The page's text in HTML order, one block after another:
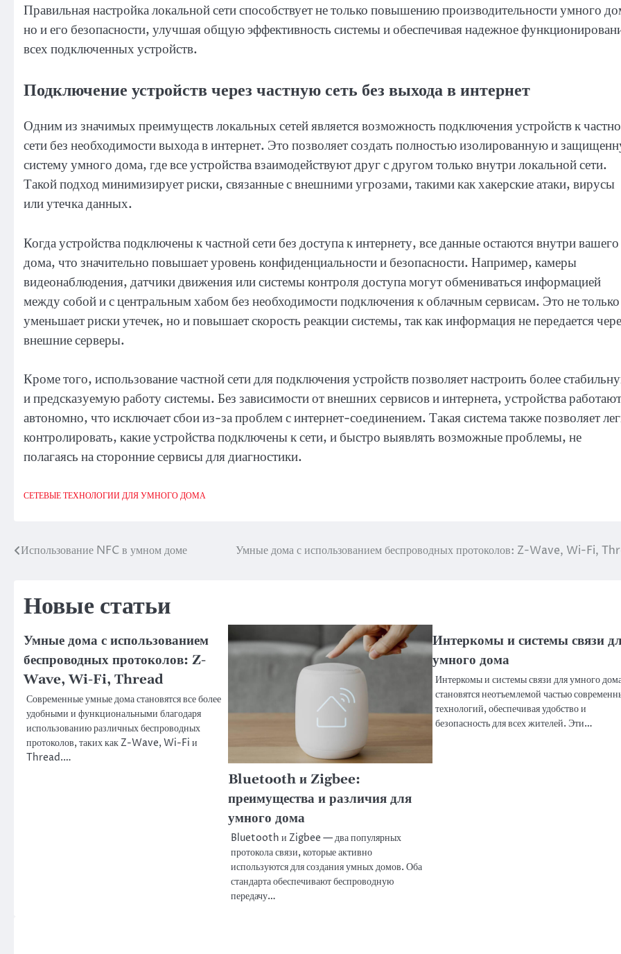
Правильная настройка локальной сети способствует не только повышению производительности умного
но и его безопасности, улучшая общую эффективность системы и обеспечивая надежное
всех подключенных устройств.
Подключение устройств через частную сеть без выхода в интернет
Одним из значимых преимуществ локальных сетей является возможность подключения устройств к
сети без необходимости выхода в интернет. Это позволяет создать полностью изолированную и
систему умного дома, где все устройства взаимодействуют друг с другом только внутри локальной сети.
Такой подход минимизирует риски, связанные с внешними угрозами, такими как хакерские атаки, вирусы
или утечка данных.
Когда устройства подключены к частной сети без доступа к интернету, все данные остаются внутри вашего
дома, что значительно повышает уровень конфиденциальности и безопасности. Например, камеры
видеонаблюдения, датчики движения или системы контроля доступа могут обмениваться информацией
между собой и с центральным хабом без необходимости подключения к облачным сервисам. Это не только
уменьшает риски утечек, но и повышает скорость реакции системы, так как информация не передается
внешние серверы.
Кроме того, использование частной сети для подключения устройств позволяет настроить более
и предсказуемую работу системы. Без зависимости от внешних сервисов и интернета, устройства работают
автономно, что исключает сбои из-за проблем с интернет-соединением. Такая система также позволяет
контролировать, какие устройства подключены к сети, и быстро выявлять возможные проблемы, не
полагаясь на сторонние сервисы для диагностики.
СЕТЕВЫЕ ТЕХНОЛОГИИ ДЛЯ УМНОГО ДОМА
Навигация
записям
Использование NFC в умном доме Умные дома с использованием беспроводных протоколов: Z-Wave, Wi-Fi,
Новые статьи
Умные дома с использованием
беспроводных протоколов: Z-
Wave, Wi-Fi, Thread
Современные умные дома становятся все более
удобными и функциональными благодаря
использованию различных беспроводных
протоколов, таких как Z-Wave, Wi-Fi и
Thread.…
Bluetooth и Zigbee:
преимущества и различия для
умного дома
Bluetooth и Zigbee — два популярных
протокола связи, которые активно
используются для создания умных домов. Оба
стандарта обеспечивают беспроводную
передачу…
Интеркомы и системы связи
умного дома
Интеркомы и системы связи для умного
становятся неотъемлемой частью
технологий, обеспечивая удобство и
безопасность для всех жителей. Эти…